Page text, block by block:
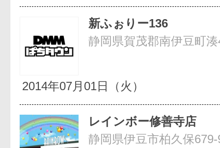
新ふぉりー136
静岡県賀茂郡南伊豆町
2014年07月01日（火）
レインボー修善寺店
静岡県伊豆市柏久保679-